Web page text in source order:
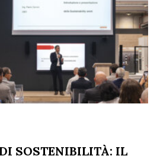
SOSTENIBILITÀ: IL